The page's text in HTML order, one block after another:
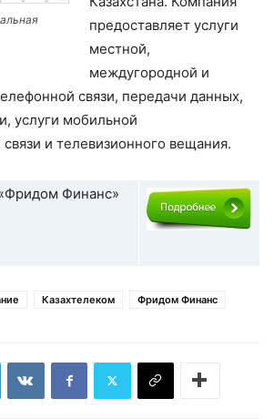
предоставляет услуги
местной,
междугородной и
связи, передачи данных,
услуги мобильной
и телевизионного вещания.
Финанс»
Казахтелеком Фридом Финанс